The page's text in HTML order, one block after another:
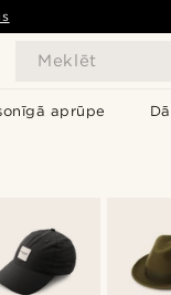
Meklēt
aprūpe